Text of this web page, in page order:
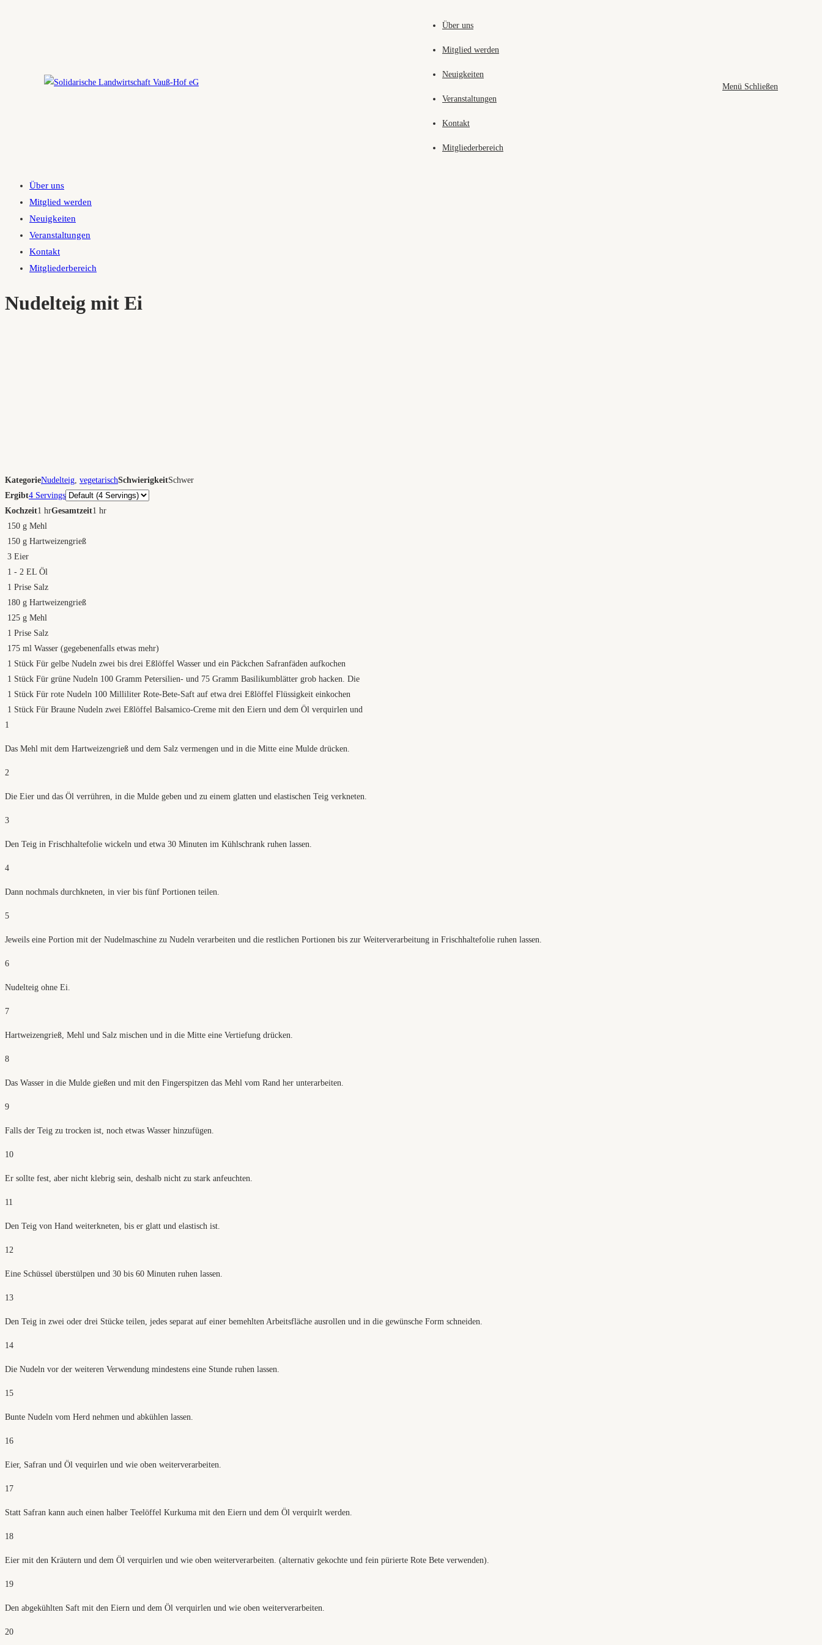
Über uns
Mitglied werden
Neuigkeiten
Veranstaltungen
Kontakt
Mitgliederbereich
Menü Schließen
Über uns
Mitglied werden
Neuigkeiten
Veranstaltungen
Kontakt
Mitgliederbereich
Nudelteig mit Ei
KategorieNudelteig, vegetarischSchwierigkeitSchwer
Ergibt4 ServingsPortionen
Kochzeit1 hrGesamtzeit1 hr
150 g Mehl
150 g Hartweizengrieß
3 Eier
1 - 2 EL Öl
1 Prise Salz
180 g Hartweizengrieß
125 g Mehl
1 Prise Salz
175 ml Wasser (gegebenenfalls etwas mehr)
1 Stück Für gelbe Nudeln zwei bis drei Eßlöffel Wasser und ein Päckchen Safranfäden aufkochen
1 Stück Für grüne Nudeln 100 Gramm Petersilien- und 75 Gramm Basilikumblätter grob hacken. Die
1 Stück Für rote Nudeln 100 Milliliter Rote-Bete-Saft auf etwa drei Eßlöffel Flüssigkeit einkochen
1 Stück Für Braune Nudeln zwei Eßlöffel Balsamico-Creme mit den Eiern und dem Öl verquirlen und
1
Das Mehl mit dem Hartweizengrieß und dem Salz vermengen und in die Mitte eine Mulde drücken.
2
Die Eier und das Öl verrühren, in die Mulde geben und zu einem glatten und elastischen Teig verkneten.
3
Den Teig in Frischhaltefolie wickeln und etwa 30 Minuten im Kühlschrank ruhen lassen.
4
Dann nochmals durchkneten, in vier bis fünf Portionen teilen.
5
Jeweils eine Portion mit der Nudelmaschine zu Nudeln verarbeiten und die restlichen Portionen bis zur Weiterverarbeitung in Frischhaltefolie ruhen lassen.
6
Nudelteig ohne Ei.
7
Hartweizengrieß, Mehl und Salz mischen und in die Mitte eine Vertiefung drücken.
8
Das Wasser in die Mulde gießen und mit den Fingerspitzen das Mehl vom Rand her unterarbeiten.
9
Falls der Teig zu trocken ist, noch etwas Wasser hinzufügen.
10
Er sollte fest, aber nicht klebrig sein, deshalb nicht zu stark anfeuchten.
11
Den Teig von Hand weiterkneten, bis er glatt und elastisch ist.
12
Eine Schüssel überstülpen und 30 bis 60 Minuten ruhen lassen.
13
Den Teig in zwei oder drei Stücke teilen, jedes separat auf einer bemehlten Arbeitsfläche ausrollen und in die gewünsche Form schneiden.
14
Die Nudeln vor der weiteren Verwendung mindestens eine Stunde ruhen lassen.
15
Bunte Nudeln vom Herd nehmen und abkühlen lassen.
16
Eier, Safran und Öl vequirlen und wie oben weiterverarbeiten.
17
Statt Safran kann auch einen halber Teelöffel Kurkuma mit den Eiern und dem Öl verquirlt werden.
18
Eier mit den Kräutern und dem Öl verquirlen und wie oben weiterverarbeiten. (alternativ gekochte und fein pürierte Rote Bete verwenden).
19
Den abgekühlten Saft mit den Eiern und dem Öl verquirlen und wie oben weiterverarbeiten.
20